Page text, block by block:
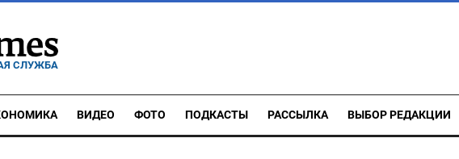
СЛУЖБА
ВИДЕО ФОТО ПОДКАСТЫ РАССЫЛКА ВЫБОР РЕДАКЦИИ